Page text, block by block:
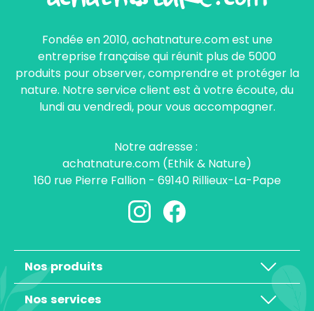
Fondée en 2010, achatnature.com est une
entreprise française qui réunit plus de 5000
produits pour observer, comprendre et protéger la
nature. Notre service client est à votre écoute, du
lundi au vendredi, pour vous accompagner.
Notre adresse :
achatnature.com (Ethik & Nature)
160 rue Pierre Fallion - 69140 Rillieux-La-Pape
Nos produits
Nos services